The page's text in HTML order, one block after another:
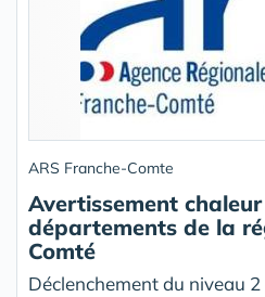
ARS Franche-Comte
Avertissement
départements de la
Comté
Déclenchement du niveau